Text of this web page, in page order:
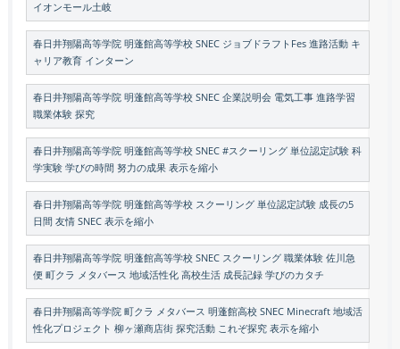
イオンモール土岐
春日井翔陽高等学院 明蓬館高等学校 SNEC ジョブドラフトFes 進路活動 キ
ャリア教育 インターン
春日井翔陽高等学院 明蓬館高等学校 SNEC 企業説明会 電気工事 進路学習
職業体験 探究
春日井翔陽高等学院 明蓬館高等学校 SNEC #スクーリング 単位認定試験 科
学実験 学びの時間 努力の成果 表示を縮小
春日井翔陽高等学院 明蓬館高等学校 スクーリング 単位認定試験 成長の5
日間 友情 SNEC 表示を縮小
春日井翔陽高等学院 明蓬館高等学校 SNEC スクーリング 職業体験 佐川急
便 町クラ メタバース 地域活性化 高校生活 成長記録 学びのカタチ
春日井翔陽高等学院 町クラ メタバース 明蓬館高校 SNEC Minecraft 地域活
性化プロジェクト 柳ヶ瀬商店街 探究活動 これぞ探究 表示を縮小